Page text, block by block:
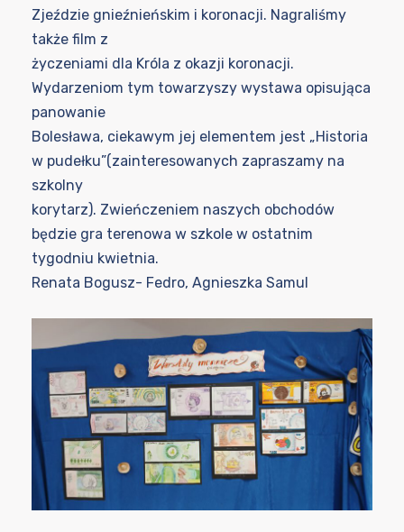
Zjeździe gnieźnieńskim i koronacji. Nagraliśmy
także film z
życzeniami dla Króla z okazji koronacji.
Wydarzeniom tym towarzyszy wystawa opisująca
panowanie
Bolesława, ciekawym jej elementem jest „Historia
w pudełku”(zainteresowanych zapraszamy na
szkolny
korytarz). Zwieńczeniem naszych obchodów
będzie gra terenowa w szkole w ostatnim
tygodniu kwietnia.
Renata Bogusz- Fedro, Agnieszka Samul